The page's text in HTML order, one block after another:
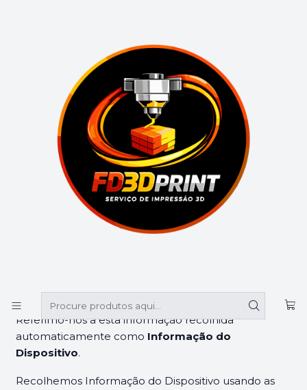
Política de Privacidade
A INFORMAÇÃO PESSOAL QUE RECOLHEMOS
Quando visita o Site, recolhemos automaticamente
certas informações sobre o seu dispositivo, incluindo
informação sobre o seu navegador de internet,
endereço de IP, fuso horário e algumas das cookies
que estão instaladas no seu dispositivo.
Adicionalmente, enquanto navega pelo Site,
informação sobre como interage com o Site.
Referimo-nos a esta informação recolhida
automaticamente como Informação do
Dispositivo.
Recolhemos Informação do Dispositivo usando as